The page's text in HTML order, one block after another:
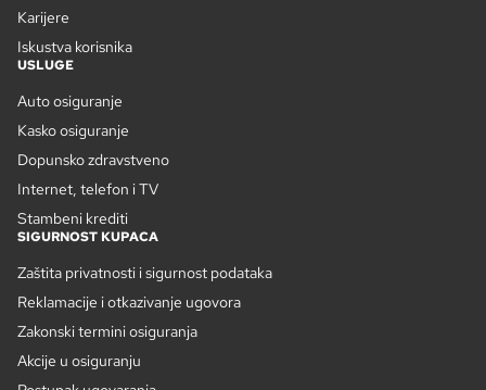
Karijere
Iskustva korisnika
USLUGE
Auto osiguranje
Kasko osiguranje
Dopunsko zdravstveno
Internet, telefon i TV
Stambeni krediti
SIGURNOST KUPACA
Zaštita privatnosti i sigurnost podataka
Reklamacije i otkazivanje ugovora
Zakonski termini osiguranja
Akcije u osiguranju